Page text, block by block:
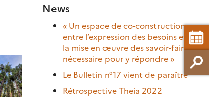
News
« Un espace de co-construction
entre l’expression des besoins et
la mise en œuvre des savoir-faire
nécessaire pour y répondre »
Le Bulletin n°17 vient de paraître
Rétrospective Theia 2022